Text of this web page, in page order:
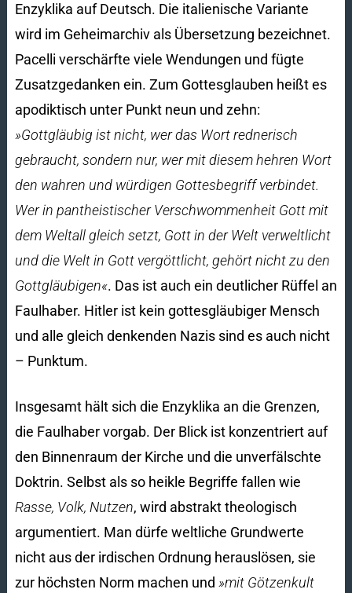
Enzyklika auf Deutsch. Die italienische Variante
wird im Geheimarchiv als Übersetzung bezeichnet.
Pacelli verschärfte viele Wendungen und fügte
Zusatzgedanken ein. Zum Gottesglauben heißt es
apodiktisch unter Punkt neun und zehn:
»Gottgläubig ist nicht, wer das Wort rednerisch
gebraucht, sondern nur, wer mit diesem hehren Wort
den wahren und würdigen Gottesbegriff verbindet.
Wer in pantheistischer Verschwommenheit Gott mit
dem Weltall gleich setzt, Gott in der Welt verweltlicht
und die Welt in Gott vergöttlicht, gehört nicht zu den
Gottgläubigen«. Das ist auch ein deutlicher Rüffel an
Faulhaber. Hitler ist kein gottesgläubiger Mensch
und alle gleich denkenden Nazis sind es auch nicht
– Punktum.
Insgesamt hält sich die Enzyklika an die Grenzen,
die Faulhaber vorgab. Der Blick ist konzentriert auf
den Binnenraum der Kirche und die un­ver­fälschte
Doktrin. Selbst als so heikle Begriffe fallen wie
Rasse, Volk, Nutzen, wird abstrakt theologisch
argumentiert. Man dürfe weltliche Grundwerte
nicht aus der irdischen Ordnung herauslösen, sie
zur höchsten Norm machen und »mit Götzenkult